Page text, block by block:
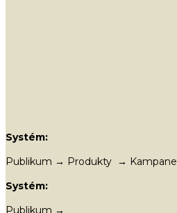
Systém:
Publikum → Produkty → Kampane
Systém:
Publikum →